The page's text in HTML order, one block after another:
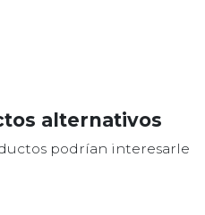
alternativos
podrían interesarle